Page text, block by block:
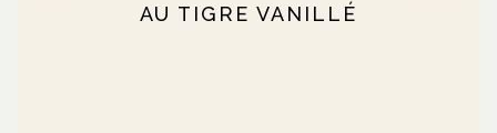
AU TIGRE VANILLÉ